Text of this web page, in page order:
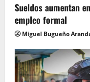
Sueldos aumentan
empleo formal
Miguel Bugueño